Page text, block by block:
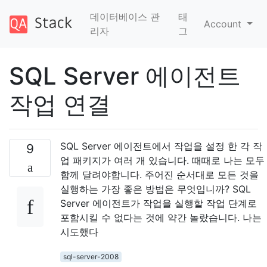
데이터베이스 관
리자
태
그
Account
SQL Server 에이전트
작업 연결
9
SQL Server 에이전트에서 작업을 설정 한 각 작
업 패키지가 여러 개 있습니다. 때때로 나는 모두
함께 달려야합니다. 주어진 순서대로 모든 것을
실행하는 가장 좋은 방법은 무엇입니까? SQL
Server 에이전트가 작업을 실행할 작업 단계로
포함시킬 수 없다는 것에 약간 놀랐습니다. 나는
시도했다
sql-server-2008